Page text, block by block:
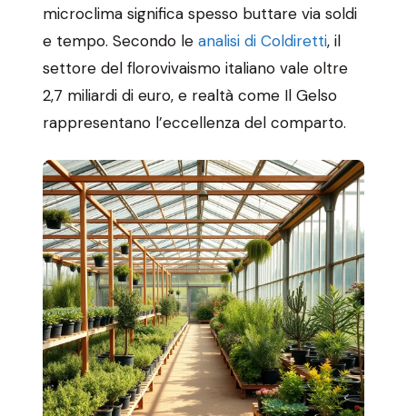
microclima significa spesso buttare via soldi
e tempo. Secondo le analisi di Coldiretti, il
settore del florovivaismo italiano vale oltre
2,7 miliardi di euro, e realtà come Il Gelso
rappresentano l’eccellenza del comparto.